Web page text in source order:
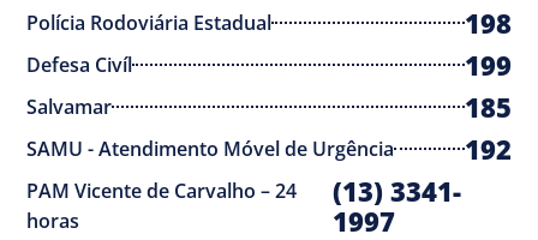
Polícia Rodoviária Estadual 198
Defesa Civíl 199
Salvamar 185
SAMU - Atendimento Móvel de Urgência 192
PAM Vicente de Carvalho – 24
horas
(13) 3341-
1997